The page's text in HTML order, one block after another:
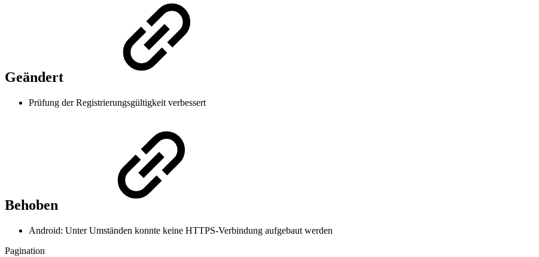
Geändert
Prüfung der Registrierungsgültigkeit verbessert
Behoben
Android: Unter Umständen konnte keine HTTPS-Verbindung aufgebaut werden
Pagination